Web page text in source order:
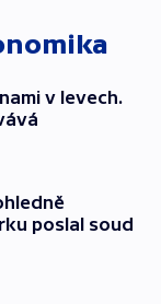
v levech.
poslal soud